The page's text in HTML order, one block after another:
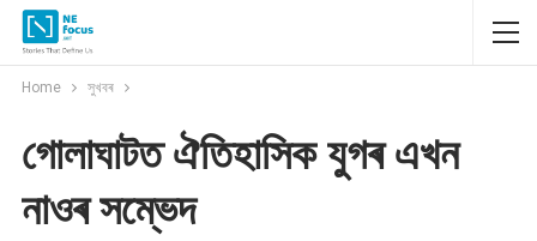
Home সুখবৰ
গোলাঘাটত ঐতিহাসিক যুগৰ এখন
নাওৰ সম্ভেদ